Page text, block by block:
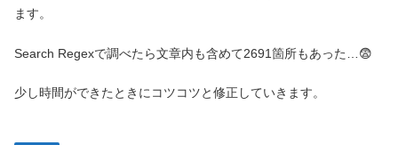
ます。
Search Regexで調べたら文章内も含めて2691箇所もあった…😨
少し時間ができたときにコツコツと修正していきます。